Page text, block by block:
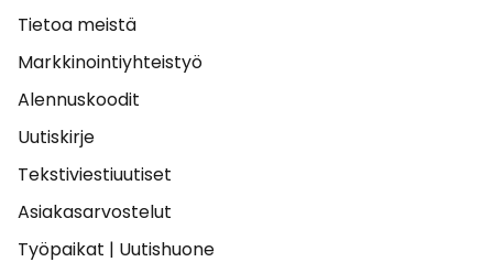
Tietoa meistä
Markkinointiyhteistyö
Alennuskoodit
Uutiskirje
Tekstiviestiuutiset
Asiakasarvostelut
Työpaikat | Uutishuone